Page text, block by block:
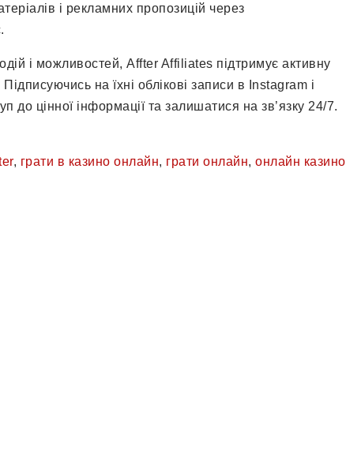
і рекламних пропозицій через
і можливостей, Affter Affiliates підтримує активну
на їхні облікові записи в Instagram і
до цінної інформації та залишатися на зв’язку 24/7.
, грати в казино онлайн, грати онлайн, онлайн казино